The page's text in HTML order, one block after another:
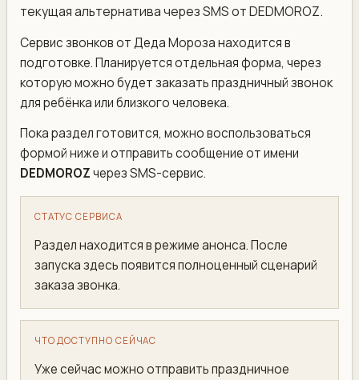
текущая альтернатива через SMS от DEDMOROZ.
Сервис звонков от Деда Мороза находится в
подготовке. Планируется отдельная форма, через
которую можно будет заказать праздничный звонок
для ребёнка или близкого человека.
Пока раздел готовится, можно воспользоваться
формой ниже и отправить сообщение от имени
DEDMOROZчерез SMS-сервис.
СТАТУС СЕРВИСА
Раздел находится в режиме анонса. После
запуска здесь появится полноценный сценарий
заказа звонка.
ЧТО ДОСТУПНО СЕЙЧАС
Уже сейчас можно отправить праздничное